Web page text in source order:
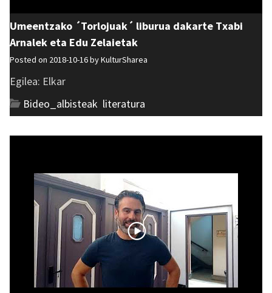
Umeentzako ´Torlojuak´ liburua dakarte Txabi
Arnalek eta Edu Zelaietak
Posted on 2018-10-16 byKulturSharea
Egilea: Elkar
Bideo_albisteak literatura